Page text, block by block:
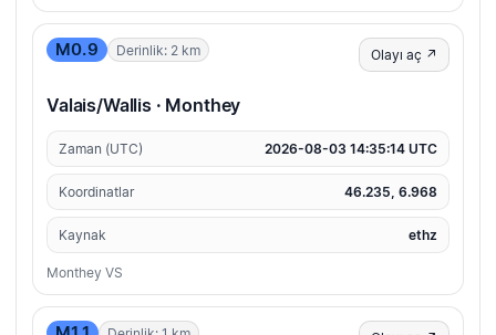
M0.9 Derinlik: 2 km Olayı aç ↗
Valais/Wallis · Monthey
Zaman (UTC) 2026-08-03 14:35:14 UTC
Koordinatlar 46.235, 6.968
Kaynak ethz
Monthey VS